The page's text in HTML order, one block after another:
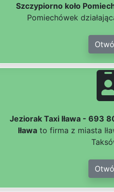
Szczypiorno koło
Pomiechówek
Jeziorak Taxi Iława - 693
Iława to firma z miasta